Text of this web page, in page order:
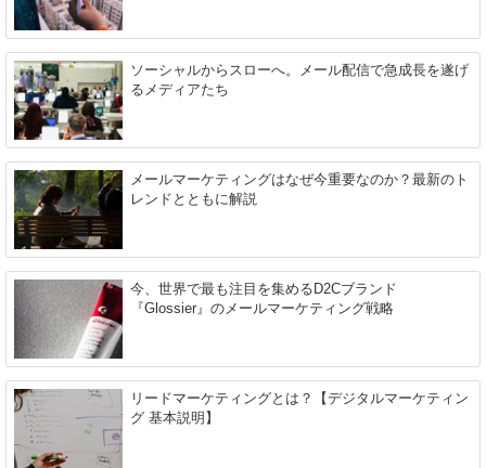
ソーシャルからスローへ。メール配信で急成長を遂げ
るメディアたち
メールマーケティングはなぜ今重要なのか？最新のト
レンドとともに解説
今、世界で最も注目を集めるD2Cブランド
『Glossier』のメールマーケティング戦略
リードマーケティングとは？【デジタルマーケティン
グ 基本説明】